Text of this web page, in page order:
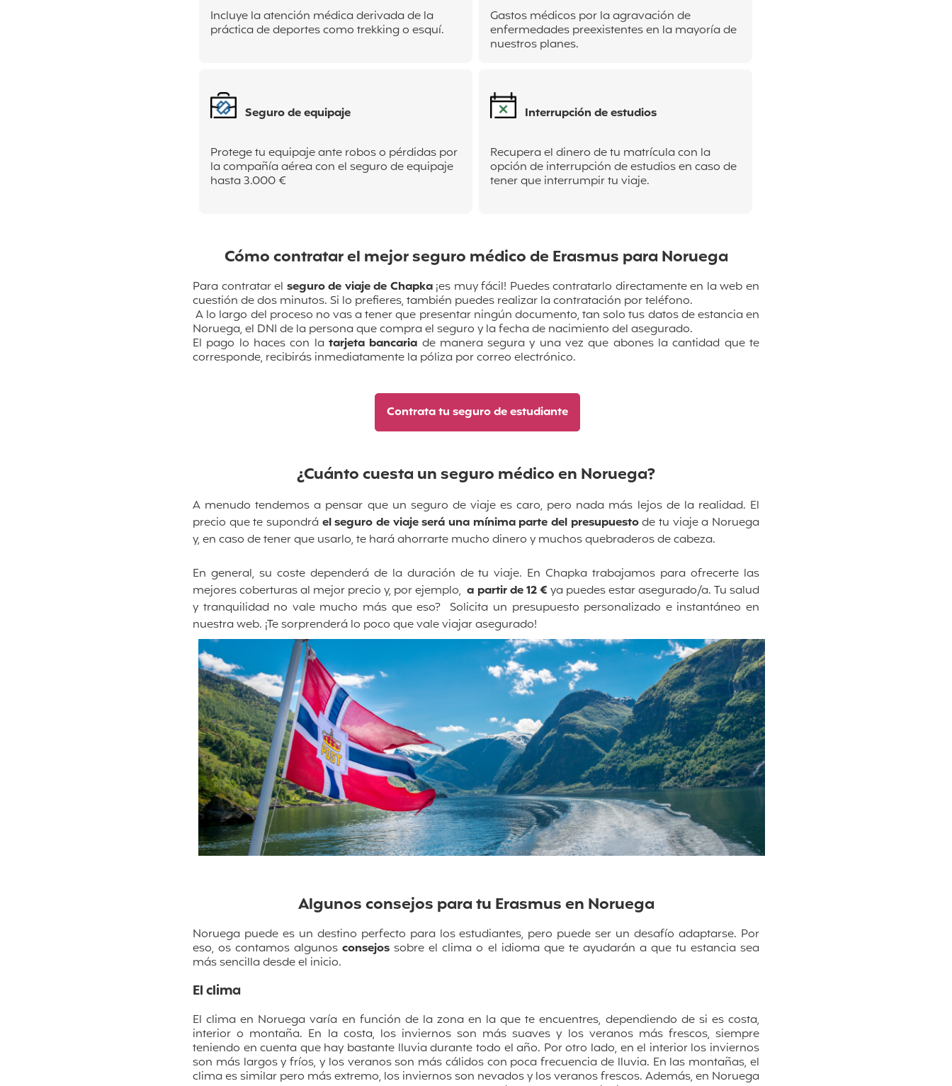
Incluye la atención médica derivada de la
práctica de deportes como trekking o esquí.
Gastos médicos por la agravación de
enfermedades preexistentes en la mayoría de
nuestros planes.
Seguro de equipaje
Protege tu equipaje ante robos o pérdidas por
la compañía aérea con el seguro de equipaje
hasta 3.000 €
Interrupción de estudios
Recupera el dinero de tu matrícula con la
opción de interrupción de estudios en caso de
tener que interrumpir tu viaje.
Cómo contratar el mejor seguro médico de Erasmus para Noruega
Para contratar el seguro de viaje de Chapka ¡es muy fácil! Puedes contratarlo directamente en la web en
cuestión de dos minutos. Si lo prefieres, también puedes realizar la contratación por teléfono.
A lo largo del proceso no vas a tener que presentar ningún documento, tan solo tus datos de estancia en
Noruega, el DNI de la persona que compra el seguro y la fecha de nacimiento del asegurado.
El pago lo haces con la tarjeta bancaria de manera segura y una vez que abones la cantidad que te
corresponde, recibirás inmediatamente la póliza por correo electrónico.
Contrata tu seguro de estudiante
¿Cuánto cuesta un seguro médico en Noruega?
A menudo tendemos a pensar que un seguro de viaje es caro, pero nada más lejos de la realidad. El
precio que te supondrá el seguro de viaje será una mínima parte del presupuestode tu viaje a Noruega
y, en caso de tener que usarlo, te hará ahorrarte mucho dinero y muchos quebraderos de cabeza.
En general, su coste dependerá de la duración de tu viaje. En Chapka trabajamos para ofrecerte las
mejores coberturas al mejor precio y, por ejemplo,a partir de 12 € ya puedes estar asegurado/a. Tu salud
y tranquilidad no vale mucho más que eso? Solicita un presupuesto personalizado e instantáneo en
nuestra web. ¡Te sorprenderá lo poco que vale viajar asegurado!
Algunos consejos para tu Erasmus en Noruega
Noruega puede es un destino perfecto para los estudiantes, pero puede ser un desafío adaptarse. Por
eso, os contamos algunosconsejos sobre el clima o el idioma que te ayudarán a que tu estancia sea
más sencilla desde el inicio.
El clima
El clima en Noruega varía en función de la zona en la que te encuentres, dependiendo de si es costa,
interior o montaña. En la costa, los inviernos son más suaves y los veranos más frescos, siempre
teniendo en cuenta que hay bastante lluvia durante todo el año. Por otro lado, en el interior los inviernos
son más largos y fríos, y los veranos son más cálidos con poca frecuencia de lluvia. En las montañas, el
clima es similar pero más extremo, los inviernos son nevados y los veranos frescos. Además, en Noruega